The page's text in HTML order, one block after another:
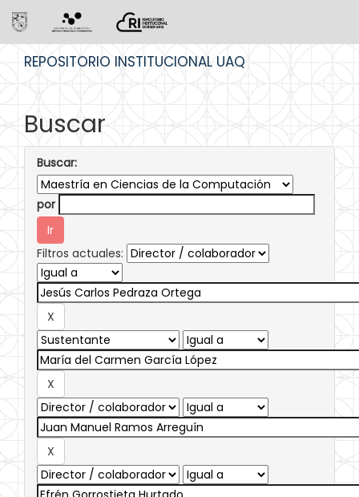
REPOSITORIO INSTITUCIONAL UAQ
Buscar
Buscar:
por
Filtros actuales: